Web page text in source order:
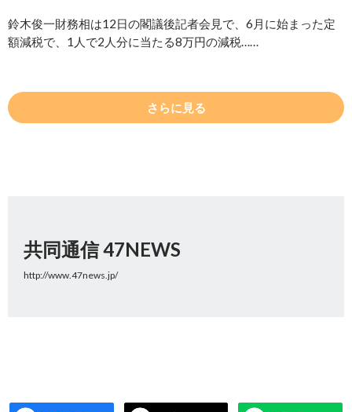
鈴木俊一財務相は12日の閣議後記者会見で、6月に始まった定
額減税で、1人で2人分に当たる8万円の減税……
さらに見る
共同通信 47NEWS
http://www.47news.jp/